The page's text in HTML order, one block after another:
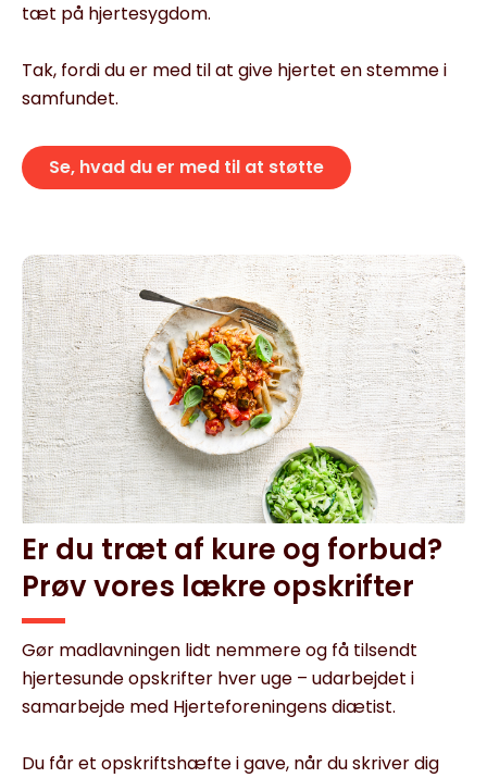
tæt på hjertesygdom.
Tak, fordi du er med til at give hjertet en stemme i
samfundet.
Se, hvad du er med til at støtte
Er du træt af kure og forbud?
Prøv vores lækre opskrifter
Gør madlavningen lidt nemmere og få tilsendt
hjertesunde opskrifter hver uge – udarbejdet i
samarbejde med Hjerteforeningens diætist.
Du får et opskriftshæfte i gave, når du skriver dig